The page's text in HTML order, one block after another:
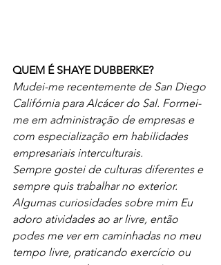
QUEM É SHAYE DUBBERKE?
Mudei-me recentemente de San Diego
Califórnia para Alcácer do Sal. Formei-
me em administração de empresas e
com especialização em habilidades
empresariais interculturais.
Sempre gostei de culturas diferentes e
sempre quis trabalhar no exterior.
Algumas curiosidades sobre mim Eu
adoro atividades ao ar livre, então
podes me ver em caminhadas no meu
tempo livre, praticando exercício ou